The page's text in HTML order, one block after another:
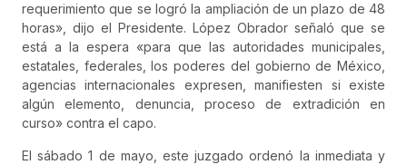
requerimiento que se logró la ampliación de un plazo de 48
horas», dijo el Presidente. López Obrador señaló que se
está a la espera «para que las autoridades municipales,
estatales, federales, los poderes del gobierno de México,
agencias internacionales expresen, manifiesten si existe
algún elemento, denuncia, proceso de extradición en
curso» contra el capo.
El sábado 1 de mayo, este juzgado ordenó la inmediata y